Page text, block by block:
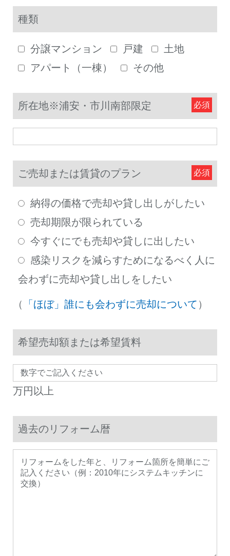
種類
分譲マンション 戸建
土地
アパート（一棟）
その他
所在地※浦安・市川南部限定
ご売却または賃貸のプラン
納得の価格で売却や貸し出しがしたい
売却期限が限られている
今すぐにでも売却や貸しに出したい
感染リスクを減らすためになるべく人に
会わずに売却や貸し出しをしたい
（ 「ほぼ」誰にも会わずに売却について ）
希望売却額または希望賃料
万円以上
過去のリフォーム暦